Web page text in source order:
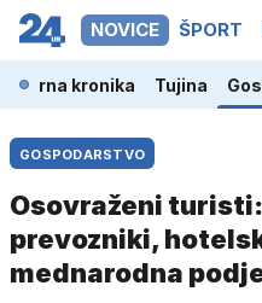
NOVICE ŠPORT
Črna kronika Tujina
GOSPODARSTVO
Osovraženi
prevozniki,
mednarodna